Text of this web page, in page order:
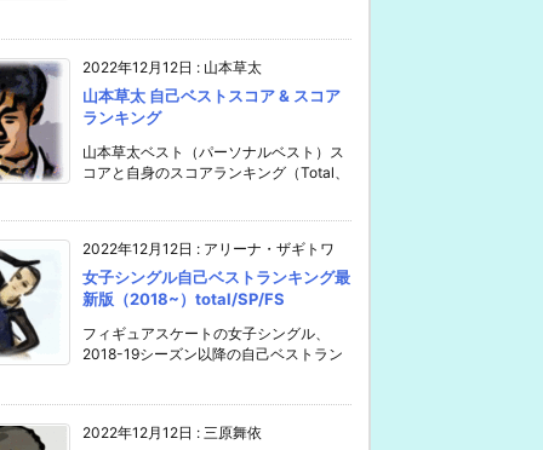
2022年12月12日 : 山本草太
山本草太 自己ベストスコア & スコア
ランキング
山本草太ベスト（パーソナルベスト）ス
コアと自身のスコアランキング（Total、
2022年12月12日 : アリーナ・ザギトワ
女子シングル自己ベストランキング最
新版（2018~）total/SP/FS
フィギュアスケートの女子シングル、
2018-19シーズン以降の自己ベストラン
2022年12月12日 : 三原舞依